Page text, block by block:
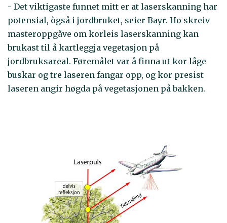
- Det viktigaste funnet mitt er at laserskanning har
potensial, ògså i jordbruket, seier Bayr. Ho skreiv
masteroppgåve om korleis laserskanning kan
brukast til å kartleggja vegetasjon på
jordbruksareal. Føremålet var å finna ut kor låge
buskar og tre laseren fangar opp, og kor presist
laseren angir høgda på vegetasjonen på bakken.